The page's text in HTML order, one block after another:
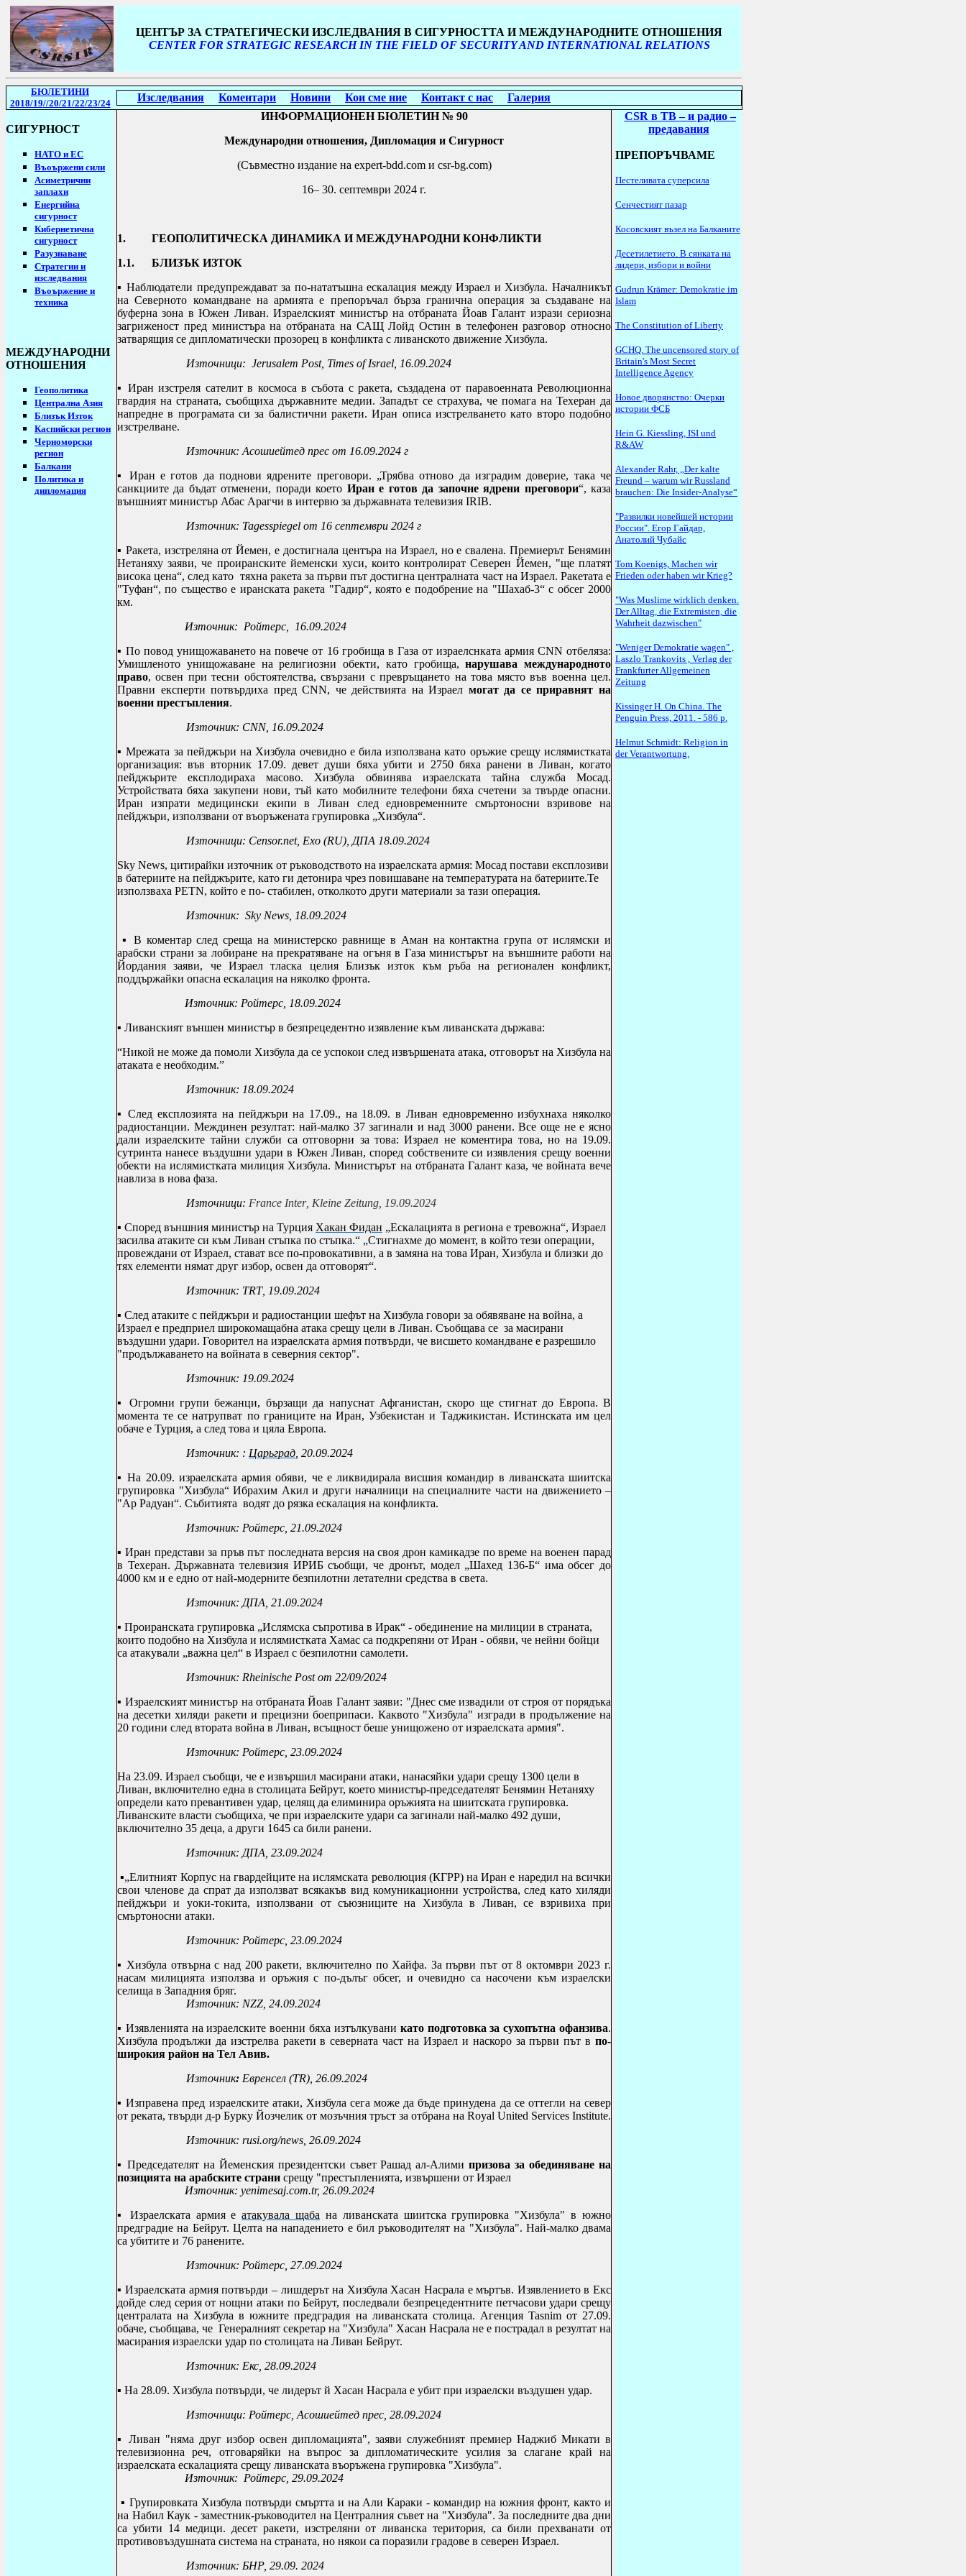
ЦЕНТЪР ЗА СТРАТЕГИЧЕСКИ ИЗСЛЕДВАНИЯ В СИГУРНОСТТА И МЕЖДУНАРОДНИТЕ ОТНОШЕНИЯ
CENTER FOR STRATEGIC RESEARCH IN THE FIELD OF SECURITY AND INTERNATIONAL RELATIONS
БЮЛЕТИНИ
2018/19//20/21/22/23/24 Изследвания Коментари Новини Кои сме ние Контакт с нас Галерия
СИГУРНОСТ
НАТО и ЕС
Въоържени сили
Асиметрични
заплахи
Енергийна
сигурност
Кибернетична
сигурност
Разузнаване
Стратегии и
изследвания
Въоържение и
техника
МЕЖДУНАРОДНИ
ОТНОШЕНИЯ
Геополитика
Централна Азия
Близък Изток
Каспийски регион
Черноморски
регион
Балкани
Политика и
дипломация
ИНФОРМАЦИОНЕН БЮЛЕТИН № 90
Международни отношения, Дипломация и Сигурност
(Съвместно издание на expert-bdd.comи csr-bg.com)
16– 30. септември 2024 г.
1. ГЕОПОЛИТИЧЕСКА ДИНАМИКА И МЕЖДУНАРОДНИ КОНФЛИКТИ
1.1. БЛИЗЪК ИЗТОК
▪Наблюдатели предупреждават за по-нататъшна ескалация между Израел и Хизбула. Началникът
на Северното командване на армията е препоръчал бърза гранична операция за създаване на
буферна зона в Южен Ливан. Израелският министър на отбраната Йоав Галант изрази сериозна
загриженост пред министъра на отбраната на САЩ Лойд Остин в телефонен разговор относно
затварящия се дипломатически прозорец в конфликта с ливанското движение Хизбула.
Източници: Jerusalem Post, Times of Israel, 16.09.2024
▪ Иран изстреля сателит в космоса в събота с ракета, създадена от паравоенната Революционна
гвардия на страната, съобщиха държавните медии. Западът се страхува, че помага на Техеран да
напредне в програмата си за балистични ракети. Иран описа изстрелването като второ подобно
изстрелване.
Източник: Асошиейтед прес от 16.09.2024 г
▪ Иран е готов да поднови ядрените преговори. „Трябва отново да изградим доверие, така че
санкциите да бъдат отменени, поради което Иран е готов да започне ядрени преговори“, каза
външният министър Абас Арагчи в интервю за държавната телевизия IRIB.
Източник: Tagesspiegel от 16 септември 2024 г
▪ Ракета, изстреляна от Йемен, е достигнала центъра на Израел, но е свалена.Премиерът Бенямин
Нетаняху заяви, че проиранските йеменски хуси, които контролират Северен Йемен, "ще платят
висока цена“, след като тяхна ракета за първи път достигна централната част на Израел. Ракетата е
"Туфан“, по същество е иранската ракета "Гадир“, която е подобрение на "Шахаб-3“ с обсег 2000
км.
Източник: Ройтерс, 16.09.2024
▪ По повод унищожаването на повече от 16 гробища в Газа от израелснката армия CNN отбеляза:
Умишленото унищожаване на религиозни обекти, като гробища,нарушава международното
право, освен при тесни обстоятелства, свързани с превръщането на това място във военна цел.
Правни експерти потвърдиха предCNN, че действията на Израел могат да се приравнят на
военни престъпления.
Източник: CNN, 16.09.2024
▪Мрежата за пейджъри на Хизбула очевидно е била използвана като оръжие срещу ислямистката
организация: във вторник 17.09. девет души бяха убити и 2750 бяха ранени в Ливан, когато
пейджърите експлодираха масово.
Хизбула обвинява израелската тайна служба Мосад.
Устройствата бяха закупени нови, тъй като мобилните телефони бяха счетени за твърде опасни.
Иран изпрати медицински екипи в Ливан след едновременните смъртоносни взривове на
пейджъри, използвани от въоръжената групировка „Хизбула“.
Източници: Censor.net, Ехо (RU), ДПА 18.09.2024
Sky News, цитирайки източник от ръководството на израелската армия: Мосад постави експлозиви
в батериите на пейджърите, като ги детонира чрез повишаване на температурата на батериите.Те
използваха PETN, който е по- стабилен, отколкото други материали за тази операция.
Източник: Sky News , 18.09.2024
▪ В коментар след среща на министерско равнище в Аман на контактна група от ислямски и
арабски страни за лобиране на прекратяване на огъня в Газа министърът на външните работи на
Йордания заяви, че Израел тласка целия Близък изток към ръба на регионален конфликт,
поддържайки опасна ескалация на няколко фронта.
Източник: Ройтерс, 18.09.2024
▪ Ливанският външен министър в безпрецедентно изявление към ливанската държава:
“Никой не може да помоли Хизбула да се успокои след извършената атака, отговорът на Хизбула на
атаката е необходим.”
Източник: 18.09.2024
▪След експлозията на пейджъри на 17.09., на 18.09. в Ливан едновременно избухнаха няколко
радиостанции. Междинен резултат: най-малко 37 загинали и над 3000 ранени. Все още не е ясно
дали израелските тайни служби са отговорни за това: Израел не коментира това, но на 19.09.
сутринта нанесе въздушни удари в Южен Ливан, според собствените си изявления срещу военни
обекти на ислямистката милиция Хизбула. Министърът на отбраната Галант каза, че войната вече
навлиза в нова фаза.
Източници: France Inter, Kleine Zeitung, 19.09.2024
▪ Според външния министър на Турция Хакан Фидан „Ескалацията в региона е тревожна“, Израел
засилва атаките си към Ливан стъпка по стъпка.“ „Стигнахме до момент, в който тези операции,
провеждани от Израел, стават все по-провокативни, а в замяна на това Иран, Хизбула и близки до
тях елементи нямат друг избор, освен да отговорят“.
Източник: TRT, 19.09.2024
▪ След атаките с пейджъри и радиостанции шефът на Хизбула говори за обявяване на война, а
Израел е предприел широкомащабна атака срещу цели в Ливан. Съобщава се за масирани
въздушни удари. Говорител на израелската армия потвърди, че висшето командване е разрешило
"продължаването на войната в северния сектор".
Източник: 19.09.2024
▪
Огромни групи бежанци, бързащи да напуснат Афганистан, скоро ще стигнат до Европа. В
момента те се натрупват по границите на Иран, Узбекистан и Таджикистан. Истинската им цел
обаче е Турция, а след това и цяла Европа.
Източник: : Царьград , 20.09.2024
▪ На 20.09. израелската армия обяви, че е ликвидирала висшия командир в ливанската шиитска
групировка "Хизбула“ Ибрахим Акил и други началници на специалните части на движението –
"Ар Радуан“. Събитията водят до рязка ескалация на конфликта.
Източник: Ройтерс, 21.09.2024
▪ Иран представи за пръв път последната версия на своя дрон камикадзе по време на военен парад
в Техеран. Държавната телевизия ИРИБ съобщи, че дронът, модел „Шахед 136-Б“ има обсег до
4000 км и е едно от най-модерните безпилотни летателни средства в света.
Източник: ДПА, 21.09.2024
▪ Проиранската групировка „Ислямска съпротива в Ирак“ - обединение на милиции в страната,
които подобно на Хизбула и ислямистката Хамас са подкрепяни от Иран - обяви, че нейни бойци
са атакували „важна цел“ в Израел с безпилотни самолети.
Източник: Rheinische Post от 22/09/2024
▪ Израелският министър на отбраната Йоав Галант заяви: "Днессме извадили от строя от порядъка
на десетки хиляди ракети и прецизни боеприпаси. Каквото "Хизбула" изгради в продължение на
20 години след втората война в Ливан, всъщност беше унищожено от израелската армия".
Източник: Ройтерс, 23.09.2024
На 23.09. Израел съобщи, че е извършил масирани атаки, нанасяйки удари срещу 1300 цели в
Ливан, включително една в столицата Бейрут, което министър-председателят Бенямин Нетаняху
определи като превантивен удар, целящ да елиминира оръжията на шиитската групировка.
Ливанските власти съобщиха, че при израелските удари са загинали най-малко 492 души,
включително 35 деца, а други 1645 са били ранени.
Източник: ДПА, 23.09.2024
▪„Елитният Корпус на гвардейците на ислямската революция (КГРР) на Иран е наредил на всички
свои членове да спрат да използват всякакъв вид комуникационни устройства, след като хиляди
пейджъри и уоки-токита, използвани от съюзниците на Хизбула в Ливан, се взривиха при
смъртоносни атаки.
Източник: Ройтерс, 23.09.2024
▪ Хизбула отвърна с над 200 ракети, включително по Хайфа. За първи път от 8 октомври 2023 г.
насам милицията използва и оръжия с по-дълъг обсег, и очевидно са насочени към израелски
селища в Западния бряг.
Източник: NZZ , 24.09.2024
▪ Изявленията на израелските военни бяха изтълкувани като подготовка за сухопътна офанзива.
Хизбула продължи да изстрелва ракети в северната част на Израел и наскоро за първи път в по-
широкия район на Тел Авив.
Източник: Евренсел (TR), 26.09.2024
▪Изправена пред израелските атаки, Хизбула сега може да бъде принудена да се оттегли на север
от реката, твърди д-р Бурку Йозчелик от мозъчния тръст за отбрана на Royal United Services Institute.
Източник: rusi.org/news, 26.09.2024
▪ Председателят на Йеменския президентски съвет Рашад ал-Алимипризова за обединяване на
позицията на арабските страни срещу "престъпленията, извършени от Израел
Източник: yenimesaj.com.tr, 26.09.2024
▪ Израелската армия еатакувала щаба на ливанската шиитска групировка "Хизбула" в южно
предградие на Бейрут. Целта на нападението е бил ръководителят на "Хизбула". Най-малко двама
са убитите и 76 ранените.
Източник: Ройтерс, 27.09.2024
▪ Израелската армия потвърди – лишдерът на Хизбула Хасан Насрала е мъртъв. Изявлението в Екс
дойде след серия от нощни атаки по Бейрут, последвали безпрецедентните петчасови удари срещу
централата на Хизбула в южните предградия на ливанската столица. Агенция Tasnimот 27.09.
обаче, съобщава, че Генералният секретар на "Хизбула" Хасан Насрала не е пострадал в резултат на
масирания израелски удар по столицата на Ливан Бейрут.
Източник: Екс, 28.09.2024
▪ На 28.09. Хизбула потвърди, че лидерът й Хасан Насрала е убит при израелски въздушен удар.
Източници: Ройтерс, Асошиейтед прес, 28.09.2024
▪ Ливан "няма друг избор освен дипломацията", заяви служебният премиер Наджиб Микати в
телевизионна реч, отговаряйки на въпрос за дипломатическите усилия за слагане край на
израелската ескалацията срещу ливанската въоръжена групировка "Хизбула".
Източник: Ройтерс, 29.09.2024
▪ Групировката Хизбула потвърди смъртта и на Али Караки - командир на южния фронт, както и
на Набил Каук - заместник-ръководител на Централния съвет на "Хизбула". За последните два дни
са убити 14 медици. десет ракети, изстреляни от ливанска територия, са били прехванати от
противовъздушната система на страната, но някои са поразили градове в северен Израел.
Източник: БНР, 29.09. 2024
CSR в ТВ – и радио –
предавания
ПРЕПОРЪЧВАМЕ
Пестеливата суперсила
Сенчестият пазар
Косовският възел на Балканите
Десетилетието. В сянката на
лидери, избори и войни
Gudrun Krämer: Demokratie im
Islam
The Constitution of Liberty
GCHQ. The uncensored story of
Britain's Most Secret
Intelligence Agency
Новое дворянство: Очерки
истории ФСБ
Hein G. Kiessling, ISI und
R&AW
Alexander Rahr, „Der kalte
Freund – warum wir Russland
brauchen: Die Insider-Analyse“
"Развилки новейшей истории
России". Егор Гайдар,
Анатолий Чубайс
Tom Koenigs, Machen wir
Frieden oder haben wir Krieg?
"Was Muslime wirklich denken.
Der Alltag, die Extremisten, die
Wahrheit dazwischen"
"Weniger Demokratie wagen" ,
Laszlo Trankovits , Verlag der
Frankfurter Allgemeinen
Zeitung
Kissinger H. On China. The
Penguin Press, 2011. - 586 p.
Helmut Schmidt: Religion in
der Verantwortung.